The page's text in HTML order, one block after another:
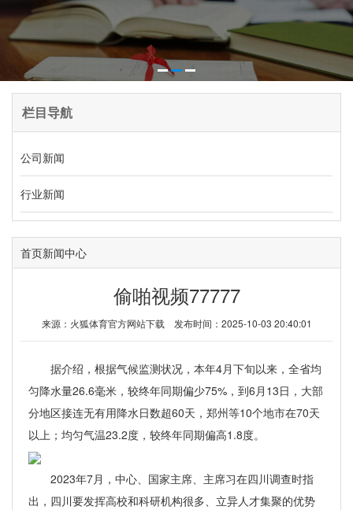
栏目导航
公司新闻
行业新闻
首页新闻中心
偷啪视频77777
来源： 火狐体育官方网站下载 发布时间：2025-10-03 20:40:01
据介绍，根据气候监测状况，本年4月下旬以来，全省均
匀降水量26.6毫米，较终年同期偏少75%，到6月13日，大部
分地区接连无有用降水日数超60天，郑州等10个地市在70天
以上；均匀气温23.2度，较终年同期偏高1.8度。
2023年7月，中心、国家主席、主席习在四川调查时指
出，四川要发挥高校和科研机构很多、立异人才集聚的优势